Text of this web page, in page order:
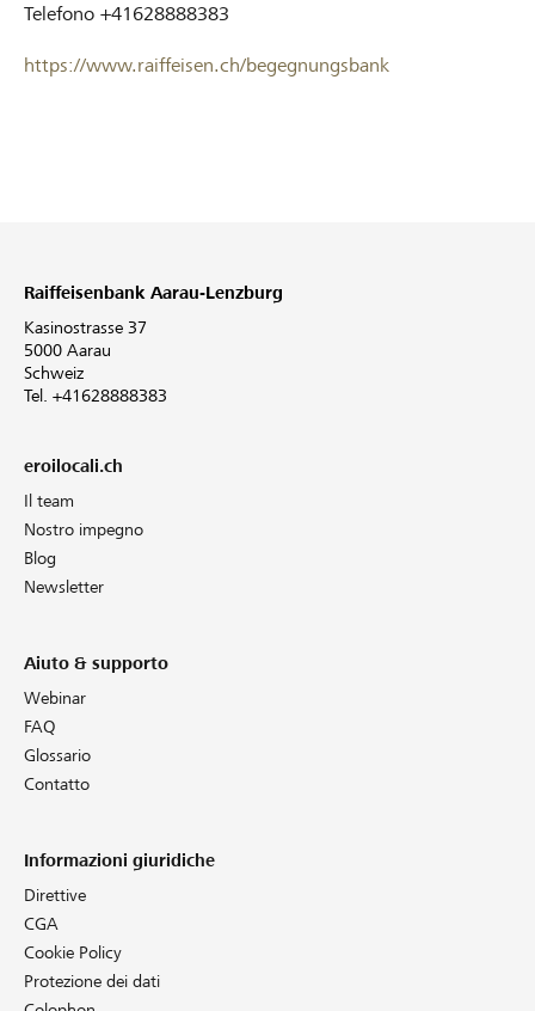
Telefono +41628888383
https://www.raiffeisen.ch/begegnungsbank
Raiffeisenbank Aarau-Lenzburg
Kasinostrasse 37
5000 Aarau
Schweiz
Tel. +41628888383
eroilocali.ch
Il team
Nostro impegno
Blog
Newsletter
Aiuto & supporto
Webinar
FAQ
Glossario
Contatto
Informazioni giuridiche
Direttive
CGA
Cookie Policy
Protezione dei dati